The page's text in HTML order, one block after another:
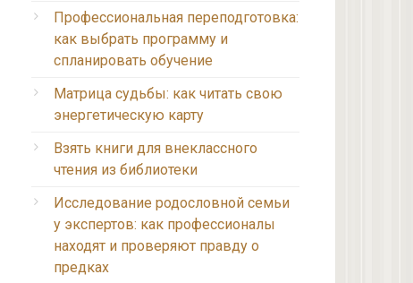
Профессиональная переподготовка:
как выбрать программу и
спланировать обучение
Матрица судьбы: как читать свою
энергетическую карту
Взять книги для внеклассного
чтения из библиотеки
Исследование родословной семьи
у экспертов: как профессионалы
находят и проверяют правду о
предках